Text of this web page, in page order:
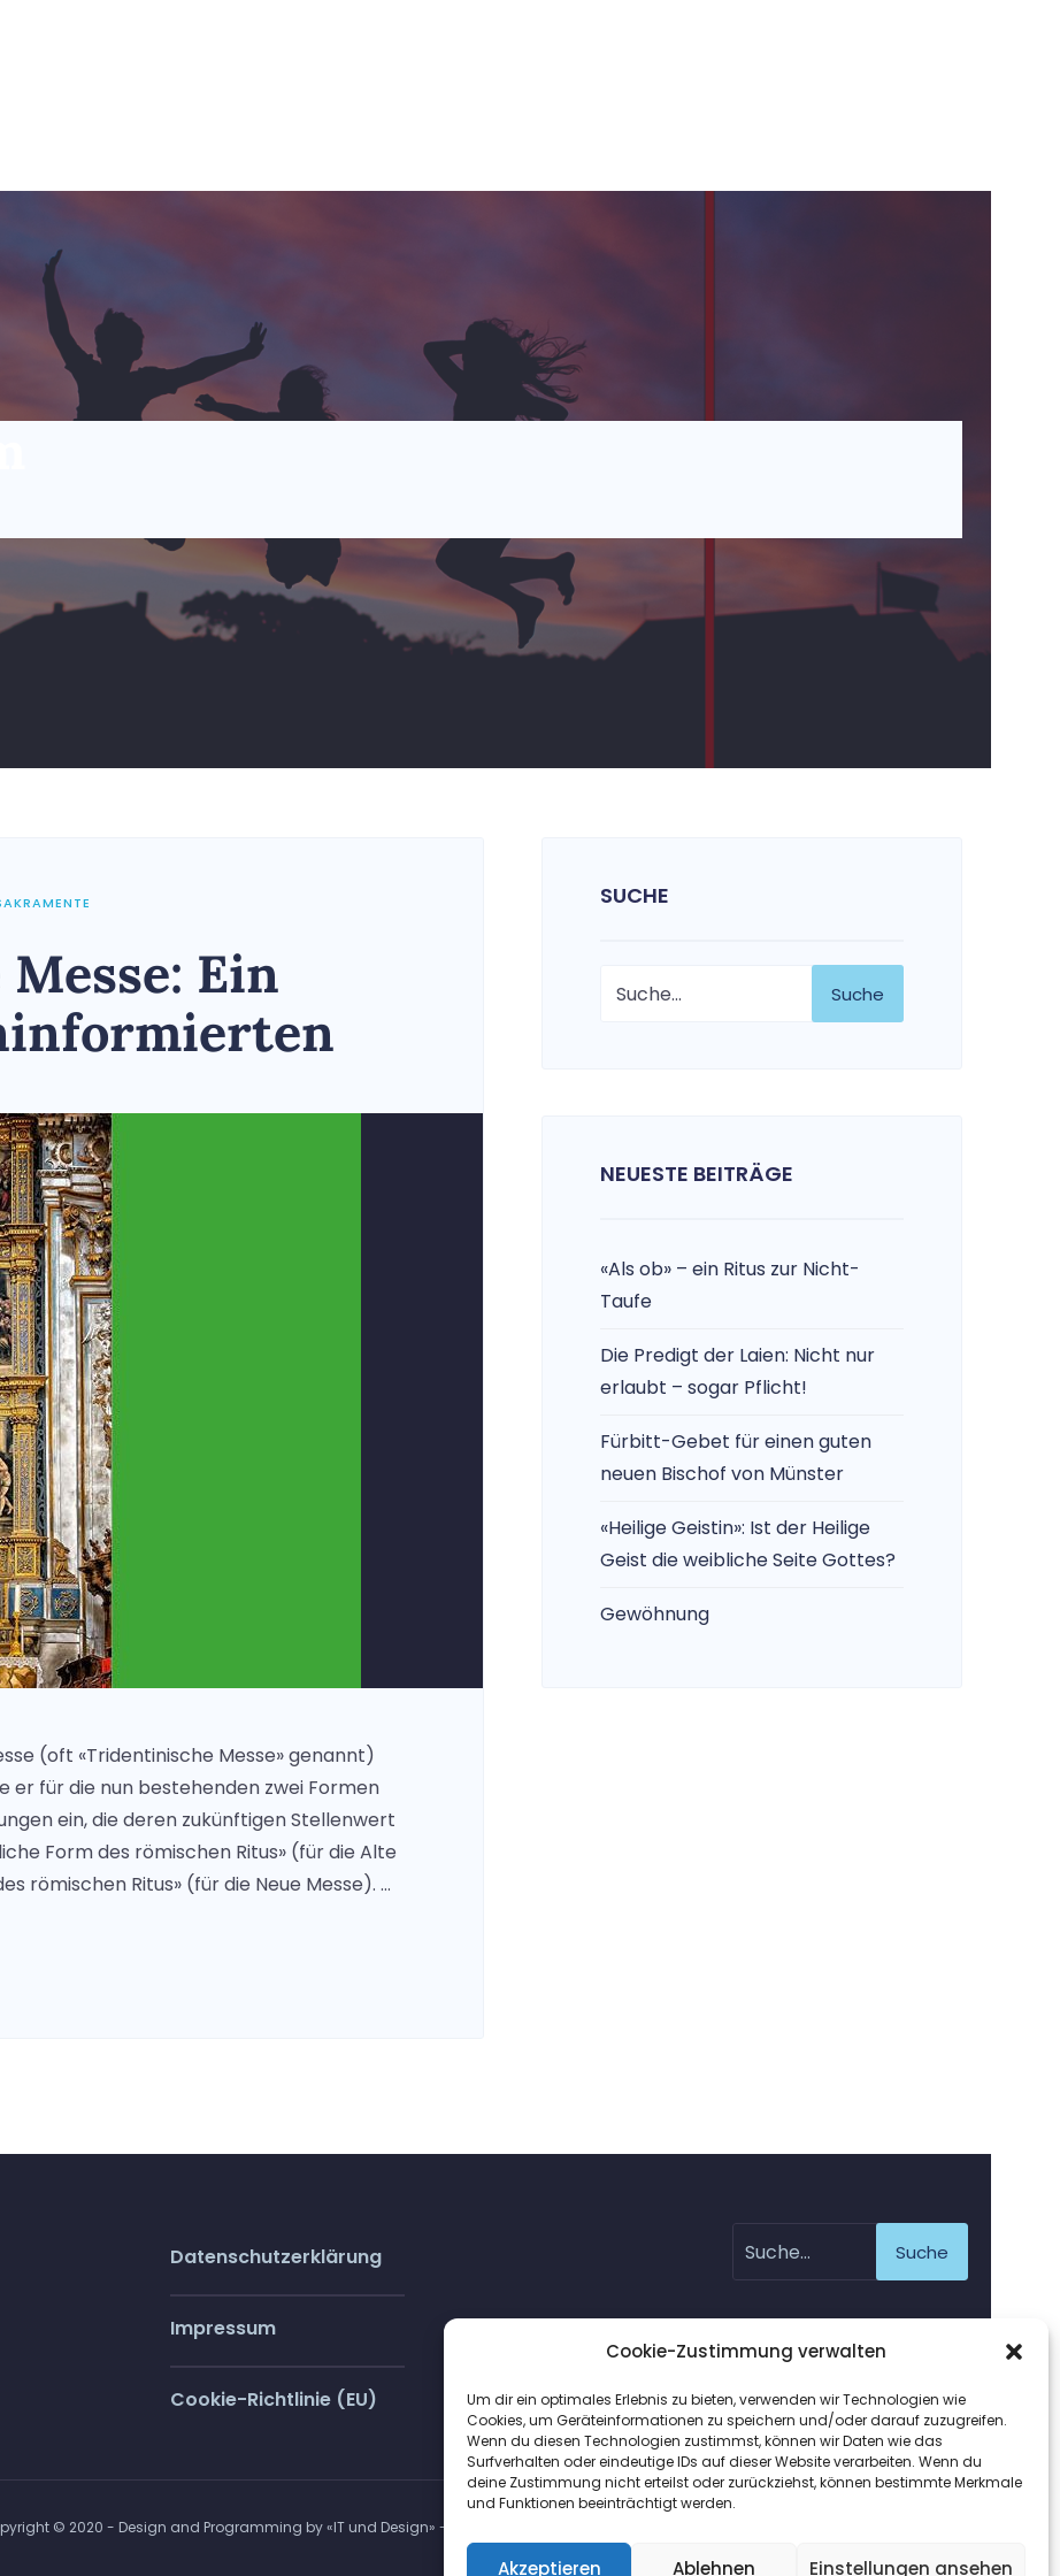
Cookie-Zustimmung verwalten
Um dir ein optimales Erlebnis zu bieten, verwenden wir Technologien wie
Cookies, um Geräteinformationen zu speichern und/oder darauf zuzugreifen.
Wenn du diesen Technologien zustimmst, können wir Daten wie das
Surfverhalten oder eindeutige IDs auf dieser Website verarbeiten. Wenn du
deine Zustimmung nicht erteilst oder zurückziehst, können bestimmte Merkmale
und Funktionen beeinträchtigt werden.
Akzeptieren Ablehnen Einstellungen ansehen
Ein
(oft «Tridentinische Messe» genannt)
für die nun bestehenden zwei Formen
ein, die deren zukünftigen Stellenwert
Form des römischen Ritus» (für die Alte
römischen Ritus» (für die Neue Messe). …
SUCHE
Suche
NEUESTE BEITRÄGE
«Als ob» – ein Ritus zur Nicht-
Taufe
Die Predigt der Laien: Nicht nur
erlaubt – sogar Pflicht!
Fürbitt-Gebet für einen guten
neuen Bischof von Münster
«Heilige Geistin»: Ist der Heilige
Geist die weibliche Seite Gottes?
Gewöhnung
Datenschutzerklärung
Impressum
Cookie-Richtlinie (EU)
Suche
© 2020 - Design and Programming by «IT und Design» - www.itunddesign.de